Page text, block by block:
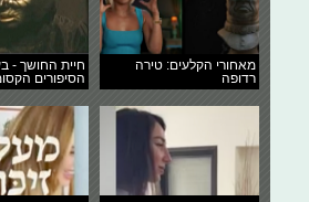
מאחורי הקלעים: טירה
רדופה
חיית החושך -
הסיפורים